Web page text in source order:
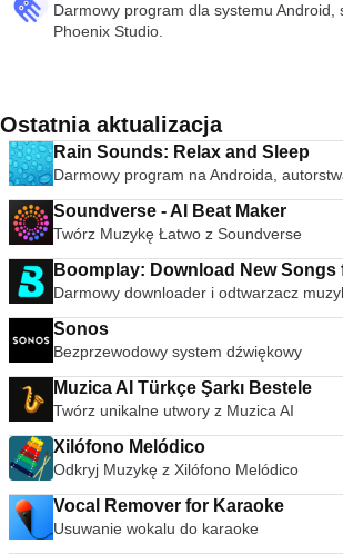
Darmowy program dla systemu Android,
Phoenix Studio.
Ostatnia aktualizacja
Rain Sounds: Relax and Sleep
Darmowy program na Androida,
Soundverse - AI Beat Maker
Twórz Muzykę Łatwo z Soundverse
Boomplay: Download New Songs
Darmowy downloader i odtwarzacz
Sonos
Bezprzewodowy system dźwiękowy
Muzica AI Türkçe Şarkı Bestele
Twórz unikalne utwory z Muzica AI
Xilófono Melódico
Odkryj Muzykę z Xilófono Melódico
Vocal Remover for Karaoke
Usuwanie wokalu do karaoke